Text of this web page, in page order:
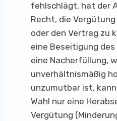
fehlschlägt, hat der
Recht, die
oder den Vertrag zu
eine Beseitigung
eine Nacherfüllung,
unverhältnismäßig
unzumutbar ist,
Wahl nur eine
Vergütung